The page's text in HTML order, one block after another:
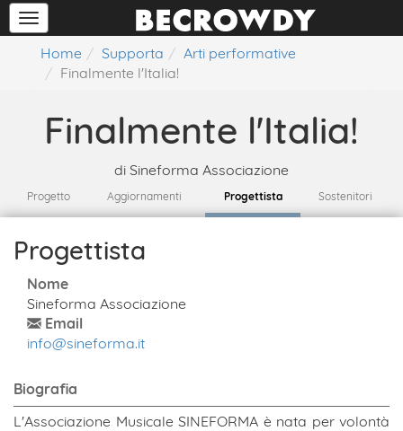
Home Supporta
Arti performative
Finalmente l'Italia!
Finalmente l'Italia!
di Sineforma Associazione
Progetto Aggiornamenti Progettista Sostenitori
Progettista
Nome
Sineforma Associazione
Email
info@sineforma.it
Biografia
L'Associazione Musicale SINEFORMA è nata per volontà